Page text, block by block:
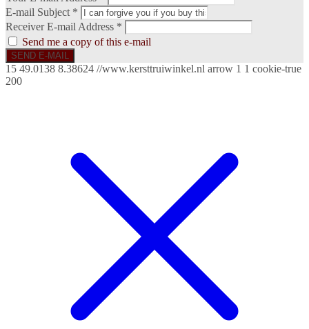
E-mail Subject *
Receiver E-mail Address *
Send me a copy of this e-mail
SEND E-MAIL
15 49.0138 8.38624 //www.kersttruiwinkel.nl arrow 1 1 cookie-true
200